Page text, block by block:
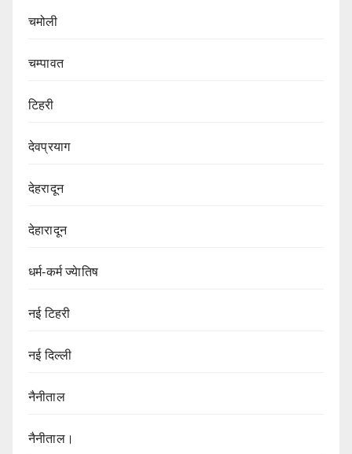
चमोली
चम्पावत
टिहरी
देवप्रयाग
देहरादून
देहारादून
धर्म-कर्म ज्येातिष
नई टिहरी
नई दिल्ली
नैनीताल
नैनीताल।